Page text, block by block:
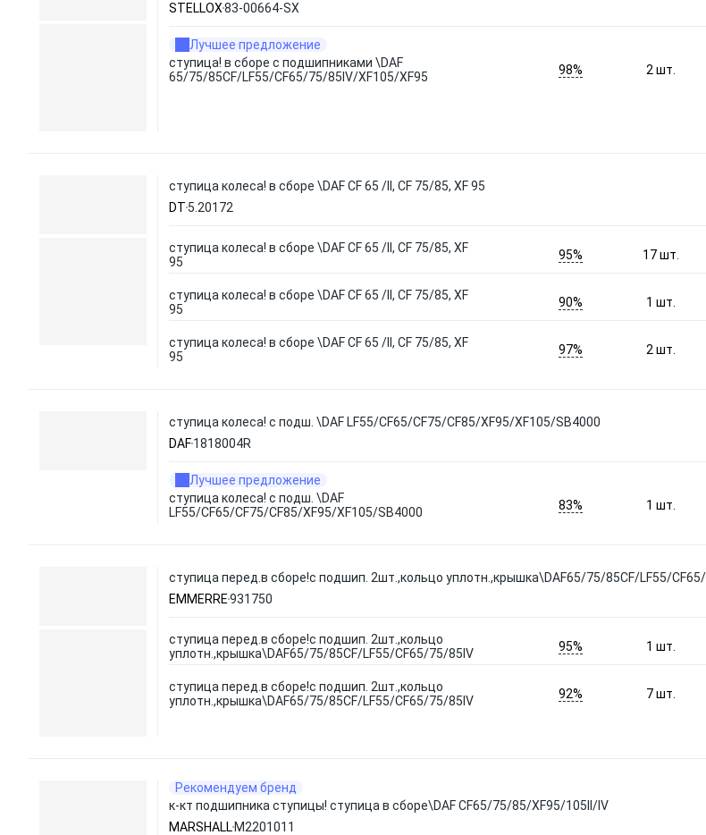
STELLOX83-00664-SX
Лучшее предложение
ступица! в сборе с подшипниками \DAF
65/75/85CF/LF55/CF65/75/85IV/XF105/XF95
98% 2шт.
ступица колеса! в сборе \DAF CF 65 /II, CF 75/85, XF 95
DT 5.20172
ступица колеса! в сборе \DAF CF 65 /II, CF 75/85, XF
95
95% 17шт.
ступица колеса! в сборе \DAF CF 65 /II, CF 75/85, XF
95
90% 1шт.
ступица колеса! в сборе \DAF CF 65 /II, CF 75/85, XF
95
97% 2шт.
ступица колеса! с подш. \DAF LF55/CF65/CF75/CF85/XF95/XF105/SB4000
DAF1818004R
Лучшее предложение
ступица колеса! с подш. \DAF
LF55/CF65/CF75/CF85/XF95/XF105/SB4000
83% 1шт.
ступица перед.в сборе!с подшип. 2шт.,кольцо уплотн.,крышка\DAF65/75/85CF/LF55/
EMMERRE931750
ступица перед.в сборе!с подшип. 2шт.,кольцо
уплотн.,крышка\DAF65/75/85CF/LF55/CF65/75/85IV
95% 1шт.
ступица перед.в сборе!с подшип. 2шт.,кольцо
уплотн.,крышка\DAF65/75/85CF/LF55/CF65/75/85IV
92% 7шт.
Рекомендуем бренд
к-кт подшипника ступицы! ступица в сборе\DAF CF65/75/85/XF95/105II/IV
MARSHALL M2201011